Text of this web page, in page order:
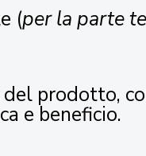
(per la parte
del prodotto,
e beneficio.